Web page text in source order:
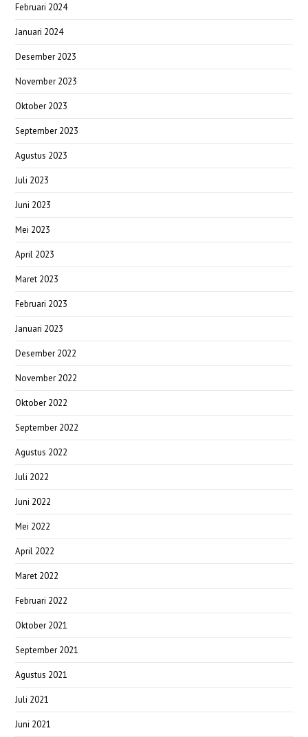
Februari 2024
Januari 2024
Desember 2023
November 2023
Oktober 2023
September 2023
Agustus 2023
Juli 2023
Juni 2023
Mei 2023
April 2023
Maret 2023
Februari 2023
Januari 2023
Desember 2022
November 2022
Oktober 2022
September 2022
Agustus 2022
Juli 2022
Juni 2022
Mei 2022
April 2022
Maret 2022
Februari 2022
Oktober 2021
September 2021
Agustus 2021
Juli 2021
Juni 2021